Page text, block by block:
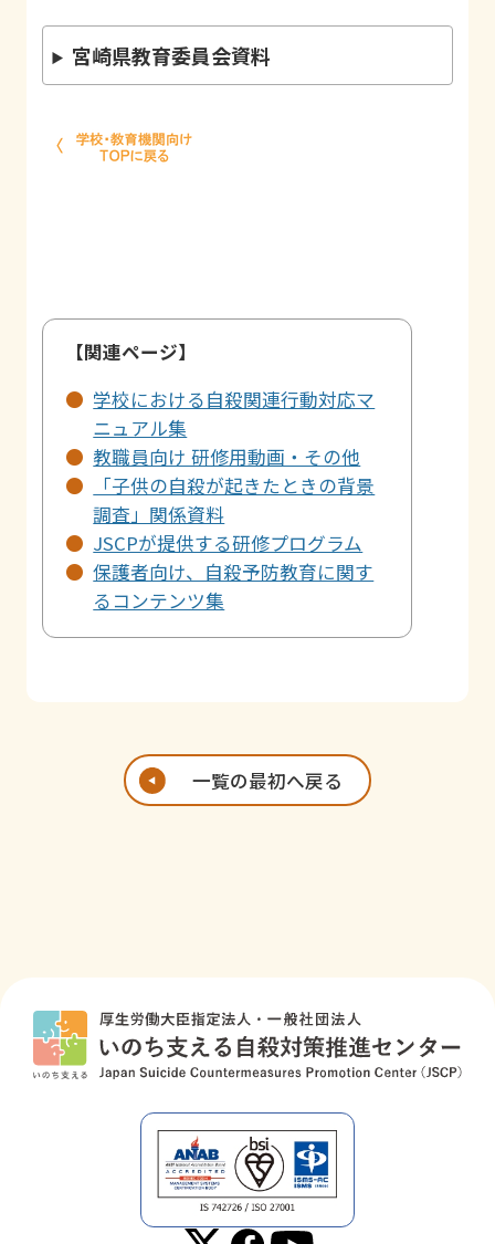
宮崎県教育委員会資料
【関連ページ】
学校における自殺関連行動対応マ
ニュアル集
教職員向け 研修用動画・その他
「子供の自殺が起きたときの背景
調査」関係資料
JSCPが提供する研修プログラム
保護者向け、自殺予防教育に関す
るコンテンツ集
一覧の最初へ戻る